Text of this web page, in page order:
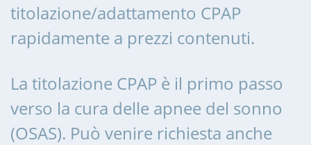
titolazione/adattamento CPAP
rapidamente a prezzi contenuti.
La titolazione CPAP è il primo passo
verso la cura delle apnee del sonno
(OSAS). Può venire richiesta anche